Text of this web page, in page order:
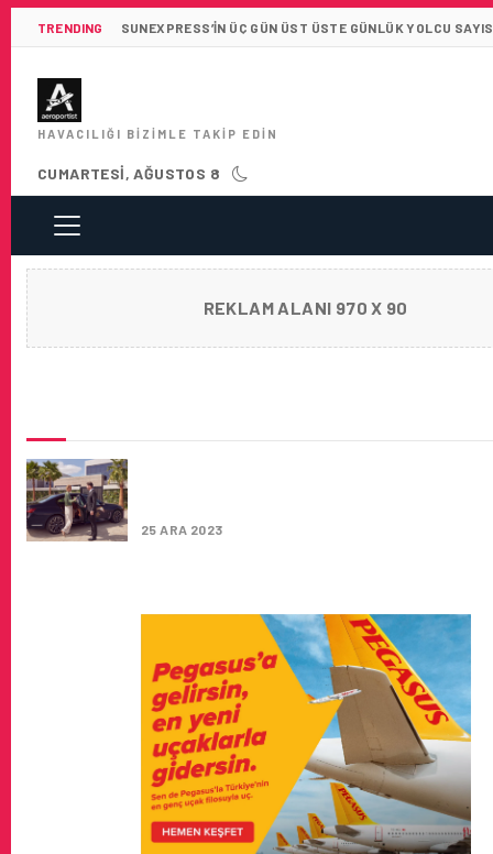
TRENDING SUNEXPRESS’IN ÜÇ GÜN ÜST ÜSTE GÜNLÜK YOLCU
HAVACILIĞI BIZIMLE TAKIP EDIN
CUMARTESI, AĞUSTOS 8
REKLAM ALANI 970 X 90
25 ARA 2023